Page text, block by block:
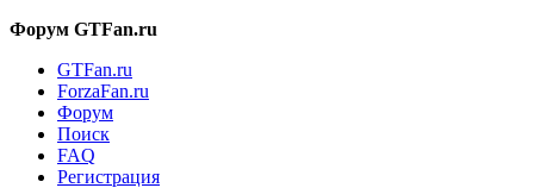
Форум GTFan.ru
GTFan.ru
ForzaFan.ru
Форум
Поиск
FAQ
Регистрация